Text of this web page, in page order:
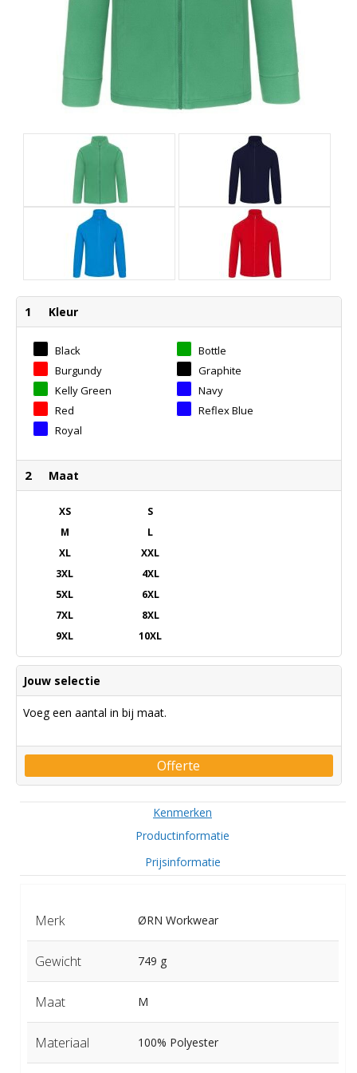
1 Kleur
Black
Bottle
Burgundy
Graphite
Kelly Green
Navy
Red
Reflex Blue
Royal
2 Maat
XS
S
M
L
XL
XXL
3XL
4XL
5XL
6XL
7XL
8XL
9XL
10XL
Jouw selectie
Voeg een aantal in bij maat.
Offerte
Kenmerken
Productinformatie
Prijsinformatie
Merk ØRN Workwear
Gewicht 749 g
Maat M
Materiaal 100% Polyester